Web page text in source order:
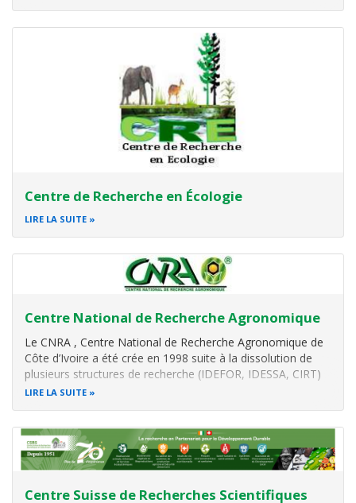
Centre de Recherche en Écologie
LIRE LA SUITE
Centre National de Recherche Agronomique
Le CNRA , Centre National de Recherche Agronomique de
Côte d’Ivoire a été crée en 1998 suite à la dissolution de
plusieurs structures de recherche (IDEFOR, IDESSA, CIRT)
dans le but de mieux coordonner la recherche
LIRE LA SUITE
Centre Suisse de Recherches Scientifiques